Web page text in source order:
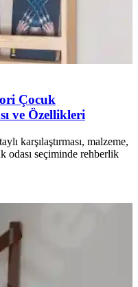
Çocuk
ve Özellikleri
karşılaştırması, malzeme,
seçiminde rehberlik